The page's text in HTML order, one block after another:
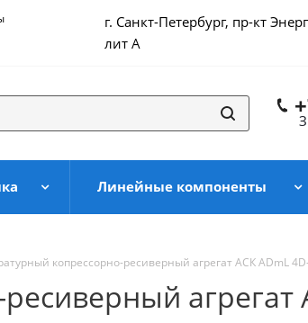
г. Санкт-Петербург, пр-кт
лит А
Линейные компоненты
копрессорно-ресиверный агрегат АСК АDmL
агрегат